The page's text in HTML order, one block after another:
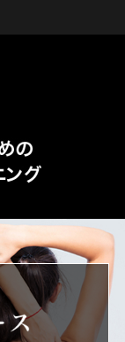
短期集中ダ